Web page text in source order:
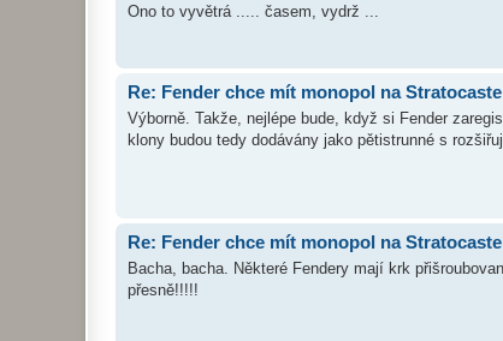
Ono to vyvětrá ..... časem, vydrž ...
Re: Fender chce mít monopol na
Výborně. Takže, nejlépe bude, když si Fender
klony budou tedy dodávány jako pětistrunné s
Re: Fender chce mít monopol na
Bacha, bacha. Některé Fendery mají krk
přesně!!!!!